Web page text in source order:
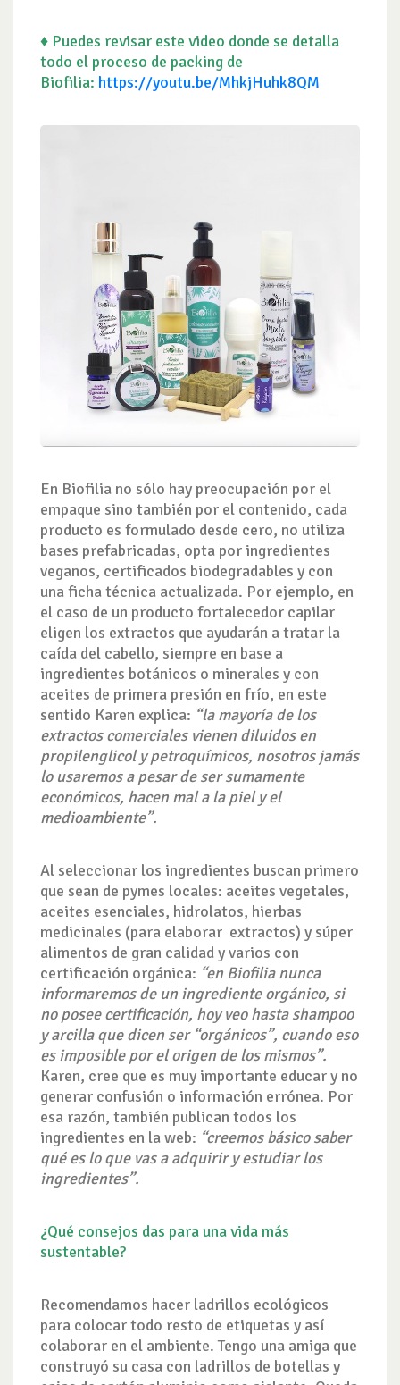
♦ Puedes revisar este video donde se detalla
todo el proceso de packing de
Biofilia: https://youtu.be/MhkjHuhk8QM
En Biofilia no sólo hay preocupación por el
empaque sino también por el contenido, cada
producto es formulado desde cero, no utiliza
bases prefabricadas, opta por ingredientes
veganos, certificados biodegradables y con
una ficha técnica actualizada. Por ejemplo, en
el caso de un producto fortalecedor capilar
eligen los extractos que ayudarán a tratar la
caída del cabello, siempre en base a
ingredientes botánicos o minerales y con
aceites de primera presión en frío, en este
sentido Karen explica: “la mayoría de los
extractos comerciales vienen diluidos en
propilenglicol y petroquímicos, nosotros jamás
lo usaremos a pesar de ser sumamente
económicos, hacen mal a la piel y el
medioambiente”.
Al seleccionar los ingredientes buscan primero
que sean de pymes locales: aceites vegetales,
aceites esenciales, hidrolatos, hierbas
medicinales (para elaborar extractos) y súper
alimentos de gran calidad y varios con
certificación orgánica: “en Biofilia nunca
informaremos de un ingrediente orgánico, si
no posee certificación, hoy veo hasta shampoo
y arcilla que dicen ser “orgánicos”, cuando eso
es imposible por el origen de los mismos”.
Karen, cree que es muy importante educar y no
generar confusión o información errónea. Por
esa razón, también publican todos los
ingredientes en la web: “creemos básico saber
qué es lo que vas a adquirir y estudiar los
ingredientes”.
¿Qué consejos das para una vida más
sustentable?
Recomendamos hacer ladrillos ecológicos
para colocar todo resto de etiquetas y así
colaborar en el ambiente.Tengo una amiga que
construyó su casa con ladrillos de botellas y